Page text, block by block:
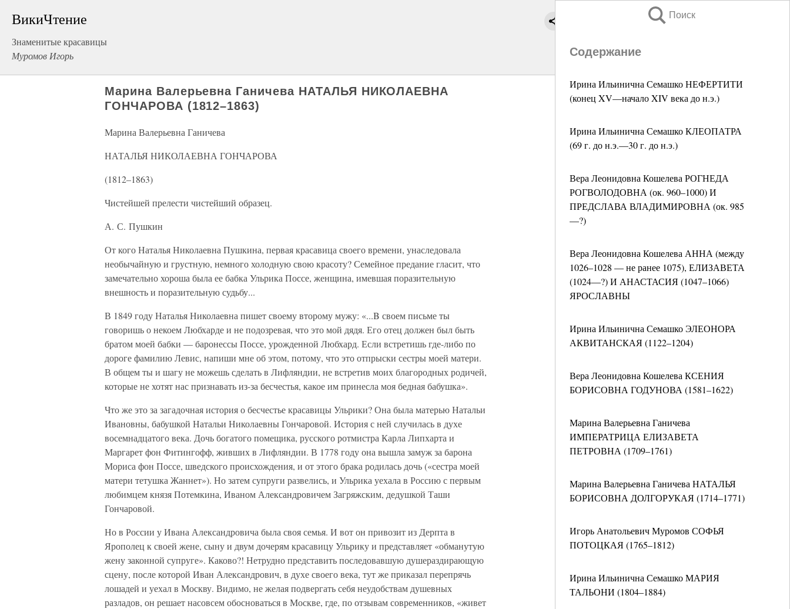
ВикиЧтение
Знаменитые красавицы
Муромов Игорь
Поиск
Содержание
Ирина Ильинична Семашко НЕФЕРТИТИ
(конец XV—начало XIV века до н.э.)
Ирина Ильинична Семашко КЛЕОПАТРА
(69 г. до н.э.—30 г. до н.э.)
Вера Леонидовна Кошелева РОГНЕДА
РОГВОЛОДОВНА (ок. 960–1000) И
ПРЕДСЛАВА ВЛАДИМИРОВНА (ок. 985
—?)
Вера Леонидовна Кошелева АННА (между
1026–1028 — не ранее 1075), ЕЛИЗАВЕТА
(1024—?) И АНАСТАСИЯ (1047–1066)
ЯРОСЛАВНЫ
Ирина Ильинична Семашко ЭЛЕОНОРА
АКВИТАНСКАЯ (1122–1204)
Вера Леонидовна Кошелева КСЕНИЯ
БОРИСОВНА ГОДУНОВА (1581–1622)
Марина Валерьевна Ганичева
ИМПЕРАТРИЦА ЕЛИЗАВЕТА
ПЕТРОВНА (1709–1761)
Марина Валерьевна Ганичева НАТАЛЬЯ
БОРИСОВНА ДОЛГОРУКАЯ (1714–1771)
Игорь Анатольевич Муромов СОФЬЯ
ПОТОЦКАЯ (1765–1812)
Ирина Ильинична Семашко МАРИЯ
ТАЛЬОНИ (1804–1884)
Марина Валерьевна Ганичева НАТАЛЬЯ НИКОЛАЕВНА
ГОНЧАРОВА (1812–1863)
Марина Валерьевна Ганичева
НАТАЛЬЯ НИКОЛАЕВНА ГОНЧАРОВА
(1812–1863)
Чистейшей прелести чистейший образец.
А. С. Пушкин
От кого Наталья Николаевна Пушкина, первая красавица своего времени, унаследовала
необычайную и грустную, немного холодную свою красоту? Семейное предание гласит, что
замечательно хороша была ее бабка Ульрика Поссе, женщина, имевшая поразительную
внешность и поразительную судьбу...
В 1849 году Наталья Николаевна пишет своему второму мужу: «...B своем письме ты
говоришь о некоем Любхарде и не подозревая, что это мой дядя. Его отец должен был быть
братом моей бабки — баронессы Поссе, урожденной Любхард. Если встретишь где-либо по
дороге фамилию Левис, напиши мне об этом, потому, что это отпрыски сестры моей матери.
В общем ты и шагу не можешь сделать в Лифляндии, не встретив моих благородных родичей,
которые не хотят нас признавать из-за бесчестья, какое им принесла моя бедная бабушка».
Что же это за загадочная история о бесчестье красавицы Ульрики? Она была матерью Натальи
Ивановны, бабушкой Натальи Николаевны Гончаровой. История с ней случилась в духе
восемнадцатого века. Дочь богатого помещика, русского ротмистра Карла Липхарта и
Маргарет фон Фитингофф, живших в Лифляндии. В 1778 году она вышла замуж за барона
Мориса фон Поссе, шведского происхождения, и от этого брака родилась дочь («сестра моей
матери тетушка Жаннет»). Но затем супруги развелись, и Ульрика уехала в Россию с первым
любимцем князя Потемкина, Иваном Александровичем Загряжским, дедушкой Таши
Гончаровой.
Но в России у Ивана Александровича была своя семья. И вот он привозит из Дерпта в
Ярополец к своей жене, сыну и двум дочерям красавицу Ульрику и представляет «обманутую
жену законной супруге». Каково?! Нетрудно представить последовавшую душераздирающую
сцену, после которой Иван Александрович, в духе своего века, тут же приказал перепрячь
лошадей и уехал в Москву. Видимо, не желая подвергать себя неудобствам душевных
разладов, он решает насовсем обосноваться в Москве, где, по отзывам современников, «живет